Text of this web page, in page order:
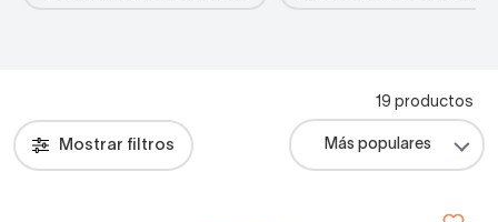
Mostrar filtros
19 productos